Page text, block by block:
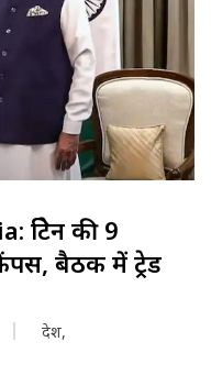
की 9
बैठक में ट्रेड
देश,